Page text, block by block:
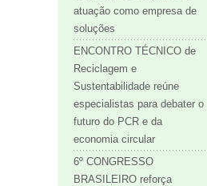
atuação como empresa de
soluções
ENCONTRO TÉCNICO de
Reciclagem e
Sustentabilidade reúne
especialistas para debater o
futuro do PCR e da
economia circular
6º CONGRESSO
BRASILEIRO reforça